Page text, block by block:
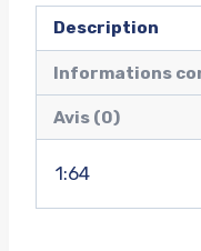
Description
Informations
Avis (0)
1:64